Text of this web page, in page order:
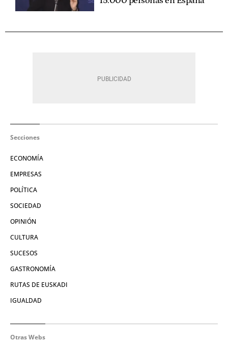
Secciones
ECONOMÍA
EMPRESAS
POLÍTICA
SOCIEDAD
OPINIÓN
CULTURA
SUCESOS
GASTRONOMÍA
RUTAS DE EUSKADI
IGUALDAD
Otras Webs